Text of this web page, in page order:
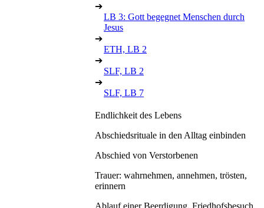
➔
LB 3: Gott begegnet Menschen durch
Jesus
➔
ETH, LB 2
➔
SLF, LB 2
➔
SLF, LB 7
Endlichkeit des Lebens
Abschiedsrituale in den Alltag einbinden
Abschied von Verstorbenen
Trauer: wahrnehmen, annehmen, trösten,
erinnern
Ablauf einer Beerdigung, Friedhofsbesuch